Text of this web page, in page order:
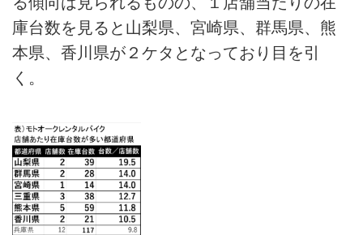
庫台数を見ると山梨県、宮崎県、群馬県、熊
本県、香川県が２ケタとなっており目を引
く。